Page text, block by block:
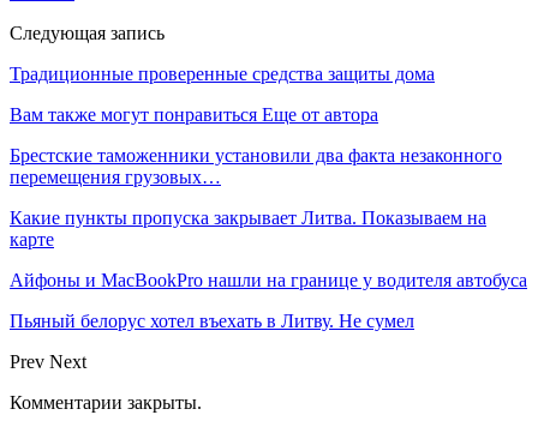
Следующая запись
Традиционные проверенные средства защиты дома
Вам также могут понравиться Еще от автора
Брестские таможенники установили два факта незаконного
перемещения грузовых…
Какие пункты пропуска закрывает Литва. Показываем на
карте
Айфоны и MacBookPro нашли на границе у водителя автобуса
Пьяный белорус хотел въехать в Литву. Не сумел
Prev Next
Комментарии закрыты.